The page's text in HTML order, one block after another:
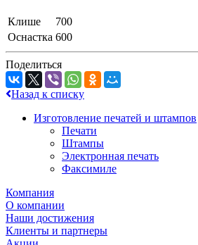
Клише
700
Оснастка 600
Поделиться
Назад к списку
Изготовление печатей и штампов
Печати
Штампы
Электронная печать
Факсимиле
Компания
О компании
Наши достижения
Клиенты и партнеры